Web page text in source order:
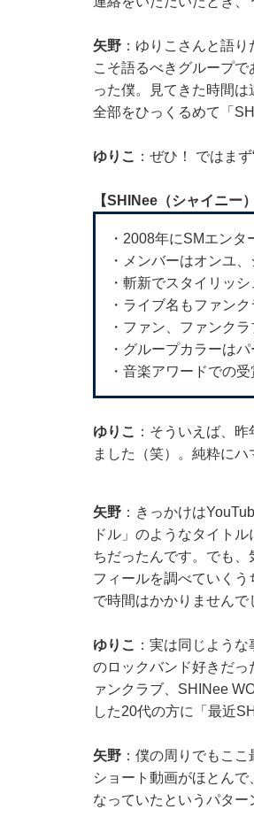
矢野：ゆりこさんと語り
こそ語るべきグループ
った僕。見てきた時間
全部をひっくるめて「
ゆりこ ：ぜひ！ ではま
【SHINee（シャイニー
・2008年にSMエン
・メンバーはオンユ
・斬新でスタイリッ
・ライブ名もファン
・ファン、ファンク
・グループカラーは
・音楽アワードでの
ゆりこ
：そういえば、
ました（笑）。純粋にハ
矢野：きっかけは
ドル」のようなタイト
ちだったんです。でも
フィールを調べていく
で時間はかかりませんで
ゆりこ
：実は同じよう
のロックバンド好きだ
ァンクラブ、SHINee
した20代の方に「最近
矢野：僕の周りでもここ
ショート動画がほとん
なっていたというパター